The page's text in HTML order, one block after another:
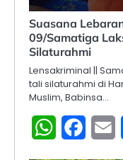
Suasana
09/Samatiga
Silaturahmi
Lensakriminal ||
tali silaturahmi di
Muslim, Babinsa…
WhatsApp